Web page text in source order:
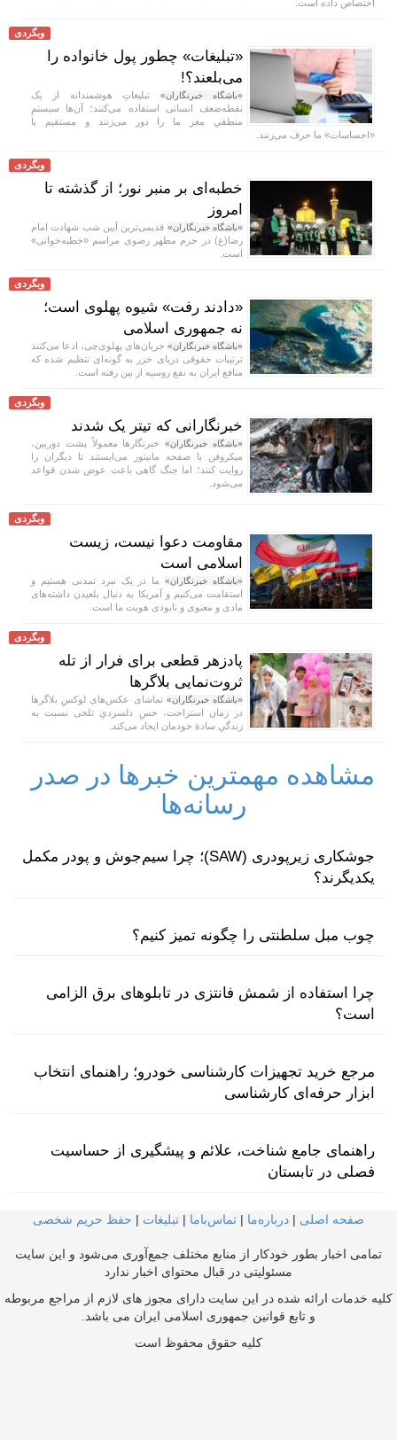
اختصاص داده است.
وبگردی
«تبلیغات» چطور پول خانواده را
می‌بلعند؟!
«باشگاه خبرنگاران» تبلیغاتِ هوشمندانه از یک
نقطه‌ضعف انسانی استفاده می‌کنند؛ آن‌ها سیستمِ
منطقیِ مغز ما را دور می‌زنند و مستقیم با
«احساسات» ما حرف می‌زنند.
وبگردی
خطبه‌ای بر منبر نور؛ از گذشته تا
امروز
«باشگاه خبرنگاران» قدیمی‌ترین آیین شب شهادت امام
رضا(ع) در حرم مطهر رضوی مراسم «خطبه‌خوانی»
است.
وبگردی
«دادند رفت» شیوه پهلوی است؛
نه جمهوری اسلامی
«باشگاه خبرنگاران» جریان‌های پهلوی‌چی، ادعا می‌کنند
ترتیبات حقوقی دریای خزر به گونه‌ای تنظیم شده که
منافع ایران به نفع روسیه از بین رفته است.
وبگردی
خبرنگارانی که تیتر یک شدند
«باشگاه خبرنگاران»خبرنگار‌ها معمولاً پشت دوربین،
میکروفن یا صفحه مانیتور می‌ایستند تا دیگران را
روایت کنند؛ اما جنگ گاهی باعث عوض شدن قواعد
می‌شود.
وبگردی
مقاومت دعوا نیست، زیست
اسلامی است
«باشگاه خبرنگاران»ما در یک نبرد تمدنی هستیم و
استقامت می‌کنیم و آمریکا به دنبال بلعیدن داشته‌های
مادی و معنوی و نابودی هویت ما است.
وبگردی
پادزهر قطعی برای فرار از تله
ثروت‌نمایی بلاگر‌ها
«باشگاه خبرنگاران» تماشای عکس‌های لوکسِ بلاگر‌ها
در زمان استراحت، حسِ دلسردیِ تلخی نسبت به
زندگیِ سادهٔ خودمان ایجاد می‌کند.
مشاهده مهمترین خبرها در صدر
رسانه‌ها
جوشکاری زیرپودری (SAW)؛ چرا سیم‌جوش و پودر مکمل
یکدیگرند؟
چوب مبل سلطنتی را چگونه تمیز کنیم؟
چرا استفاده از شمش فانتزی در تابلوهای برق الزامی
است؟
مرجع خرید تجهیزات کارشناسی خودرو؛ راهنمای انتخاب
ابزار حرفه‌ای کارشناسی
راهنمای جامع شناخت، علائم و پیشگیری از حساسیت
فصلی در تابستان
صفحه اصلی | درباره‌ما | تماس‌با‌ما | تبلیغات | حفظ حریم شخصی
تمامی اخبار بطور خودکار از منابع مختلف جمع‌آوری می‌شود و این سایت
مسئولیتی در قبال محتوای اخبار ندارد
کلیه خدمات ارائه شده در این سایت دارای مجوز های لازم از مراجع مربوطه
و تابع قوانین جمهوری اسلامی ایران می باشد.
کلیه حقوق محفوظ است